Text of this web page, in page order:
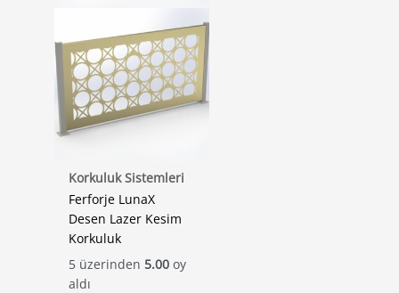
Korkuluk Sistemleri
Ferforje LunaX
Desen Lazer Kesim
Korkuluk
5 üzerinden 5.00 oy
aldı